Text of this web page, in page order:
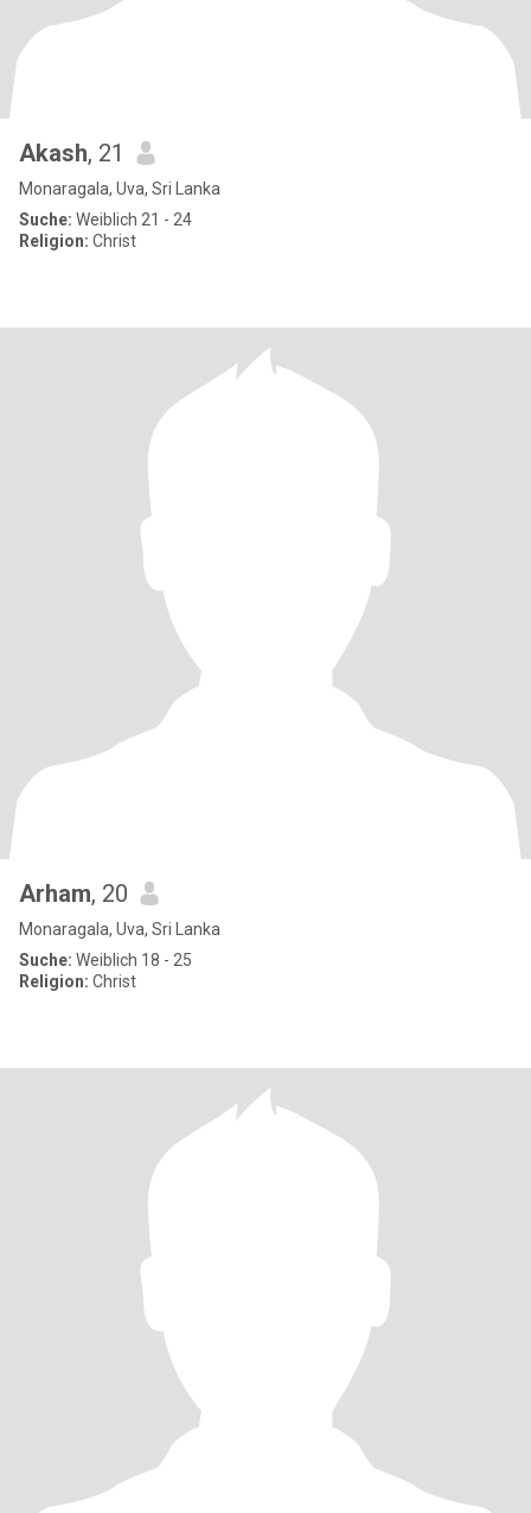
Akash, 21
Monaragala, Uva, Sri Lanka
Suche: Weiblich 21 - 24
Religion: Christ
Arham, 20
Monaragala, Uva, Sri Lanka
Suche: Weiblich 18 - 25
Religion: Christ